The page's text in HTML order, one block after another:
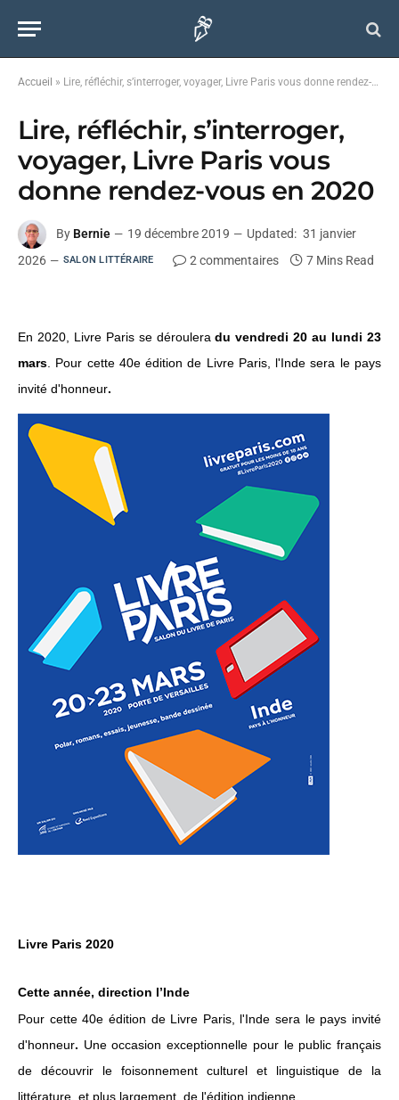
Accueil » Lire, réfléchir, s’interroger, voyager, Livre Paris vous donne rendez-vous en 2020
Lire, réfléchir, s’interroger,
voyager, Livre Paris vous
donne rendez-vous en 2020
By Bernie 19 décembre 2019 Updated: 31 janvier
2026
SALON LITTÉRAIRE 2 commentaires 7 Mins Read
En 2020, Livre Paris se dérouleradu vendredi 20 au lundi 23
mars
Pour cette 40e édition de Livre Paris, l'Inde sera le pays
invité d'honneur.
Livre Paris 2020
Cette année, direction l’Inde
Pour cette 40e édition de Livre Paris, l'Inde sera le pays invité
d'honneur. Une occasion exceptionnelle pour le public français
de découvrir le foisonnement culturel et linguistique de la
littérature, et plus largement, de l'édition indienne.